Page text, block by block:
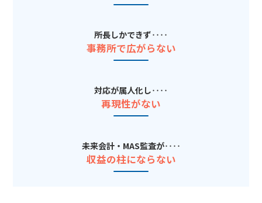
所長しかできず‥‥
事務所で広がらない
対応が属人化し‥‥
再現性がない
未来会計・MAS監査が‥‥
収益の柱にならない